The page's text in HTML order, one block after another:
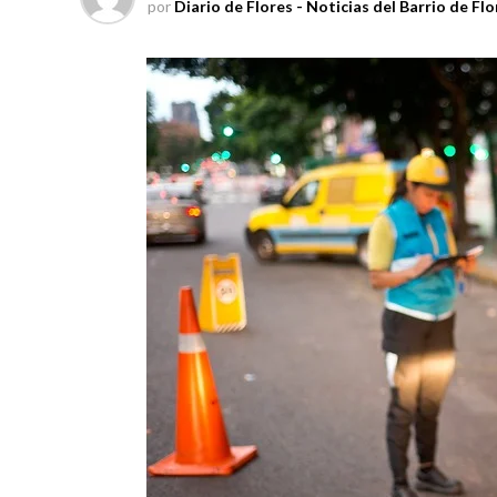
por Diario de Flores - Noticias del Barrio de